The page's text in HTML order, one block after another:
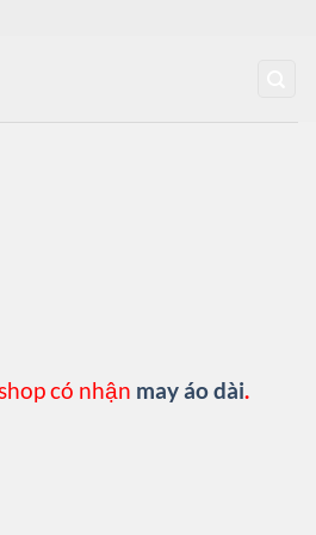
có nhận may áo dài.